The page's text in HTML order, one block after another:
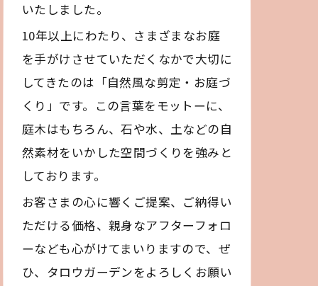
いたしました。
10年以上にわたり、さまざまなお庭
を手がけさせていただくなかで大切に
してきたのは「自然風な剪定・お庭づ
くり」です。この言葉をモットーに、
庭木はもちろん、石や水、土などの自
然素材をいかした空間づくりを強みと
しております。
お客さまの心に響くご提案、ご納得い
ただける価格、親身なアフターフォロ
ーなども心がけてまいりますので、ぜ
ひ、タロウガーデンをよろしくお願い